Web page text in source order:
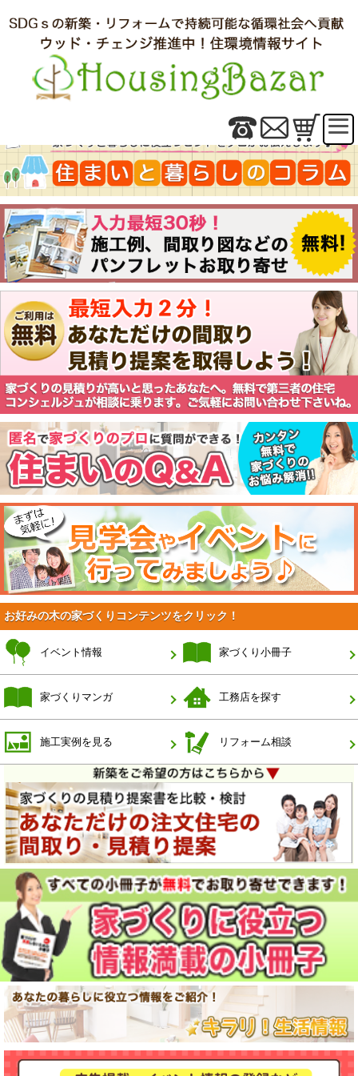
お好みの木の家づくりコンテンツをクリック！
イベント情報 家づくり小冊子
家づくりマンガ 工務店を探す
施工実例を見る リフォーム相談